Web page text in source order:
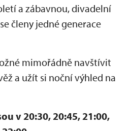
a zábavnou, divadelní
členy jedné generace
mimořádně navštívit
a užít si noční výhled na
v 20:30, 20:45, 21:00,